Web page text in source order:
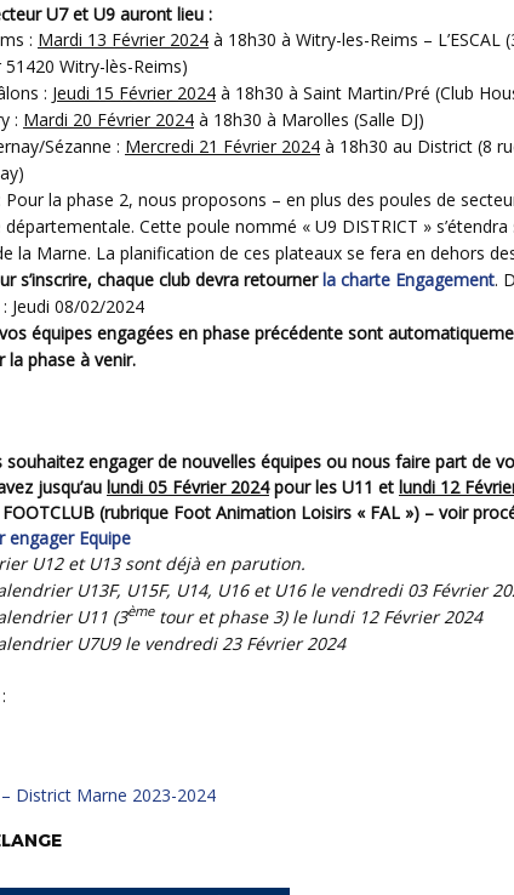
U7 et U9 auront lieu :
: Mardi 13 Février 2024 à 18h30 à Witry-les-Reims – L’ESCAL
Witry-lès-Reims)
: Jeudi 15 Février 2024 à 18h30 à Saint Martin/Pré (Club
: Mardi 20 Février 2024 à 18h30 à Marolles (Salle DJ)
Sézanne : Mercredi 21 Février 2024 à 18h30 au District (8
Pour la phase 2, nous proposons – en plus des poules de
Cette poule nommé « U9 DISTRICT »
la Marne. La planification de ces plateaux se fera en dehors
s’inscrire, chaque club devra retourner la charte Engagement.
Jeudi 08/02/2024
équipes engagées en phase précédente sont
la phase à venir.
jusqu’au lundi 05 Février 2024pour les U11 et lundi 12
(rubrique Foot Animation Loisirs « FAL ») – voir
engager Equipe
U12 et U13 sont déjà en parution.
U13F, U15F, U14, U16 et U16 le vendredi 03 Février
U11 (3èmetour et phase 3) le lundi 12 Février 2024
U7U9 le vendredi 23 Février 2024
– District Marne 2023-2024